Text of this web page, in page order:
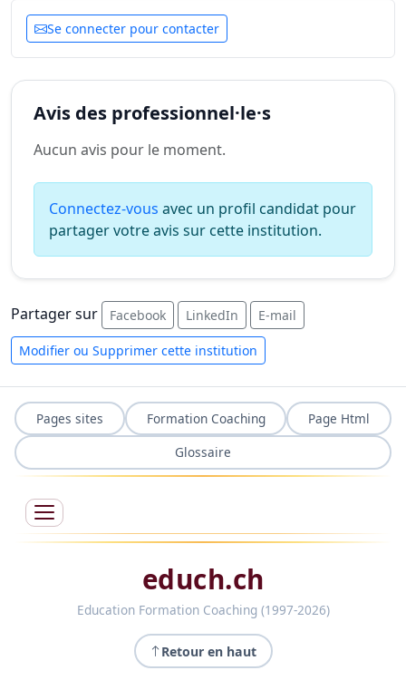
Se connecter pour contacter
Avis des professionnel·le·s
Aucun avis pour le moment.
Connectez-vous avec un profil candidat pour
partager votre avis sur cette institution.
Partager sur Facebook LinkedIn E-mail
Modifier ou Supprimer cette institution
Pages sites Formation Coaching
Page Html
Glossaire
educh.ch
Education Formation Coaching (1997-2026)
Retour en haut